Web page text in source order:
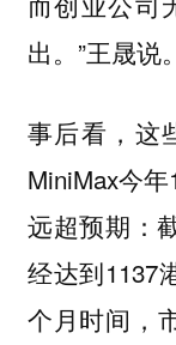
出。”王晟说。
事后看，这
MiniMax今
远超预期：
经达到1137
个月时间，